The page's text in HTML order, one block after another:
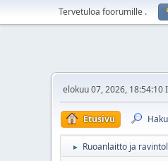
Tervetuloa foorumille .
elokuu 07, 2026, 18:54:10
Etusivu Haku
► Ruoanlaitto ja